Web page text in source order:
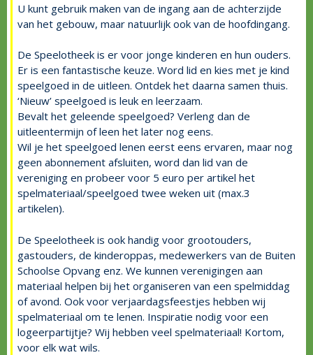
U kunt gebruik maken van de ingang aan de achterzijde
van het gebouw, maar natuurlijk ook van de hoofdingang.
De Speelotheek is er voor jonge kinderen en hun ouders.
Er is een fantastische keuze. Word lid en kies met je kind
speelgoed in de uitleen. Ontdek het daarna samen thuis.
‘Nieuw’ speelgoed is leuk en leerzaam.
Bevalt het geleende speelgoed? Verleng dan de
uitleentermijn of leen het later nog eens.
Wil je het speelgoed lenen eerst eens ervaren, maar nog
geen abonnement afsluiten, word dan lid van de
vereniging en probeer voor 5 euro per artikel het
spelmateriaal/speelgoed twee weken uit (max.3
artikelen).
De Speelotheek is ook handig voor grootouders,
gastouders, de kinderoppas, medewerkers van de Buiten
Schoolse Opvang enz. We kunnen verenigingen aan
materiaal helpen bij het organiseren van een spelmiddag
of avond. Ook voor verjaardagsfeestjes hebben wij
spelmateriaal om te lenen. Inspiratie nodig voor een
logeerpartijtje? Wij hebben veel spelmateriaal! Kortom,
voor elk wat wils.